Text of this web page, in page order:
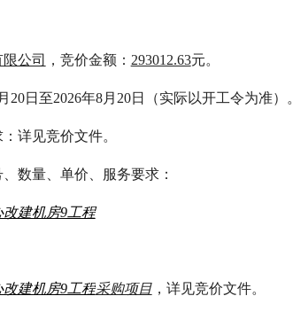
公司 ，竞价金额： 293012.63元。
20日至2026年8月20日（实际以开工令为准）。
详见竞价文件。
数量、单价、服务要求：
建机房9工程
建机房9工程采购项目，详见竞价文件。